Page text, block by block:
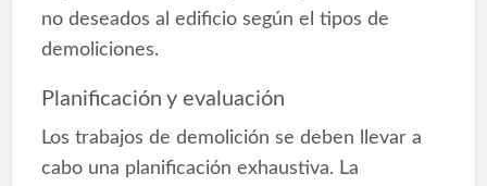
no deseados al edificio según el tipos de
demoliciones.
Planificación y evaluación
Los trabajos de demolición se deben llevar a
cabo una planificación exhaustiva. La